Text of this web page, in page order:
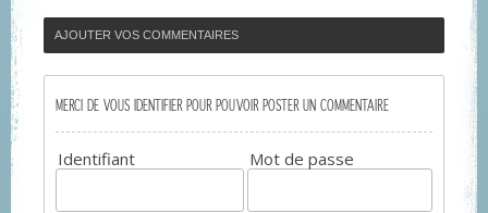
AJOUTER VOS COMMENTAIRES
MERCI DE VOUS IDENTIFIER POUR POUVOIR POSTER UN COMMENTAIRE
Identifiant Mot de passe